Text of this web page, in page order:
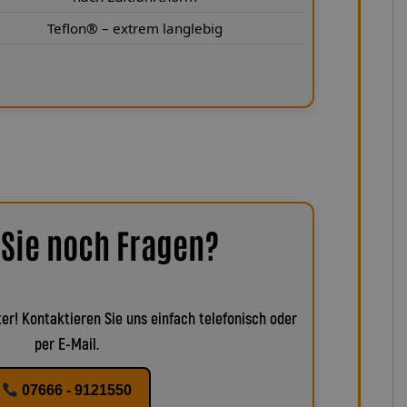
Teflon® – extrem langlebig
noch Fragen?
Kontaktieren Sie uns einfach telefonisch oder
per E-Mail.
07666 - 9121550